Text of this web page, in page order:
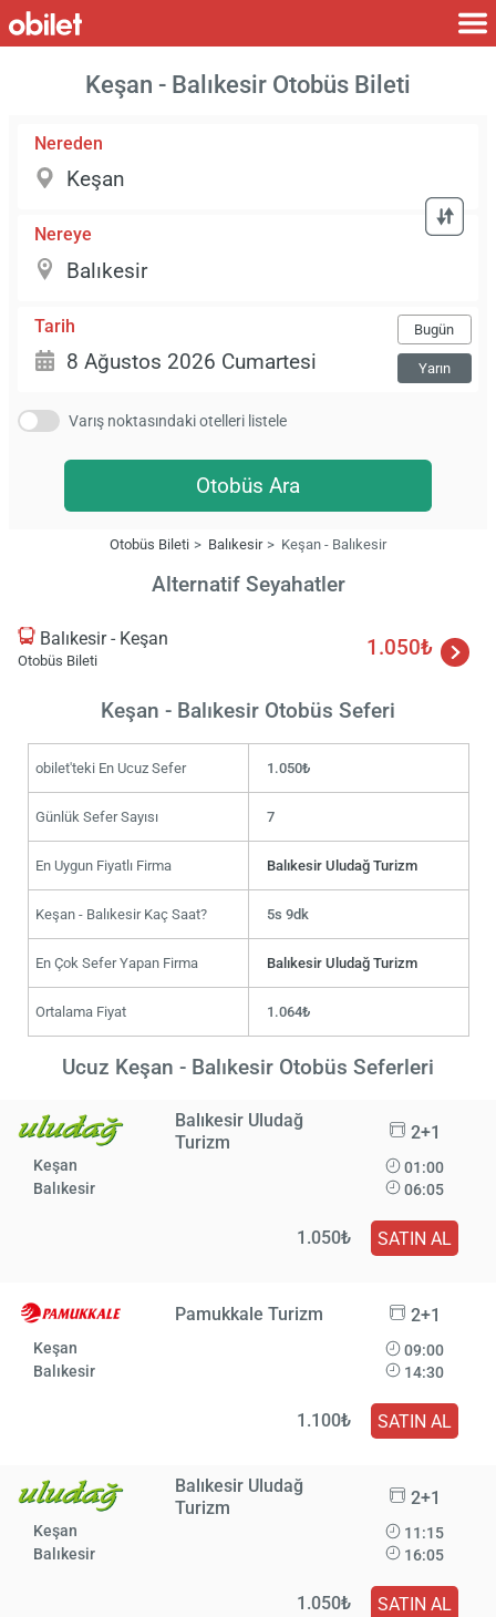
Keşan - Balıkesir Otobüs Bileti
Nereden
Nereye
Tarih Bugün
Yarın
Varış noktasındaki otelleri listele
Otobüs Ara
Otobüs Bileti Balıkesir Keşan - Balıkesir
Alternatif Seyahatler
Balıkesir - Keşan
Otobüs Bileti
1.050₺
Keşan - Balıkesir Otobüs Seferi
obilet'teki En Ucuz Sefer 1.050₺
Günlük Sefer Sayısı 7
En Uygun Fiyatlı Firma Balıkesir Uludağ Turizm
Keşan - Balıkesir Kaç Saat? 5s 9dk
En Çok Sefer Yapan Firma Balıkesir Uludağ Turizm
Ortalama Fiyat 1.064₺
Ucuz Keşan - Balıkesir Otobüs Seferleri
Balıkesir Uludağ
Turizm
2+1
Keşan
Balıkesir
01:00
06:05
1.050₺ SATIN AL
Pamukkale Turizm 2+1
Keşan
Balıkesir
09:00
14:30
1.100₺ SATIN AL
Balıkesir Uludağ
Turizm
2+1
Keşan
Balıkesir
11:15
16:05
1.050₺ SATIN AL